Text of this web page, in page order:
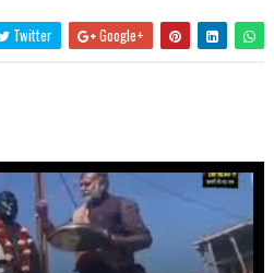
Twitter Google+